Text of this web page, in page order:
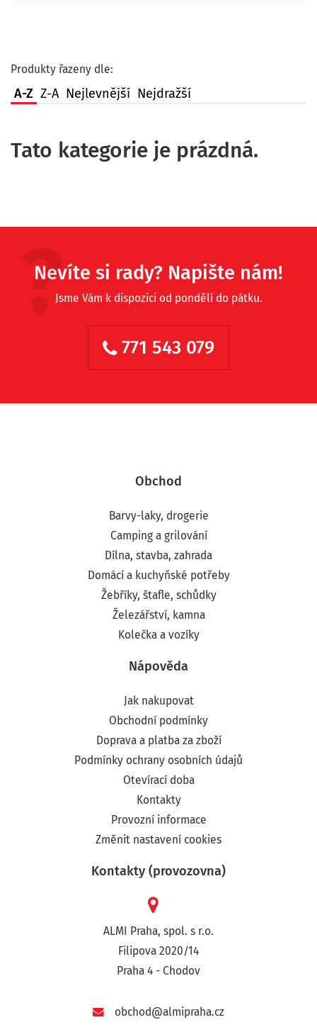
Produkty řazeny dle:
A-Z Z-A Nejlevnější Nejdražší
Tato kategorie je prázdná.
Nevíte si rady? Napište nám!
Jsme Vám k dispozici od pondělí do pátku.
771 543 079
Obchod
Barvy-laky, drogerie
Camping a grilování
Dílna, stavba, zahrada
Domácí a kuchyňské potřeby
Žebříky, štafle, schůdky
Železářství, kamna
Kolečka a vozíky
Nápověda
Jak nakupovat
Obchodní podmínky
Doprava a platba za zboží
Podmínky ochrany osobních údajů
Otevírací doba
Kontakty
Provozní informace
Změnit nastavení cookies
Kontakty (provozovna)
ALMI Praha, spol. s r.o.
Filipova 2020/14
Praha 4 - Chodov
obchod@almipraha.cz